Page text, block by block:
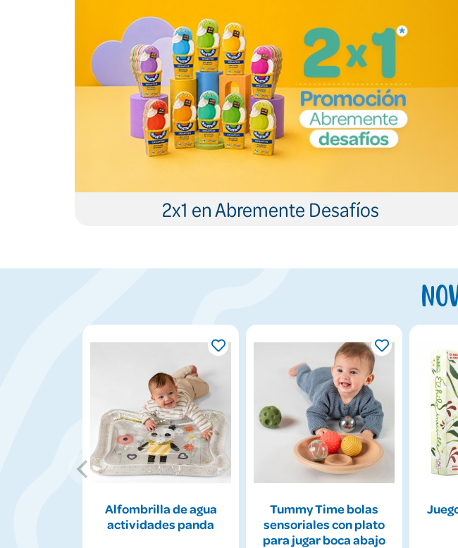
2x1 en Abremente Desafíos
Alfombrilla de agua
actividades panda
Tummy Time bolas
sensoriales con plato
para jugar boca abajo